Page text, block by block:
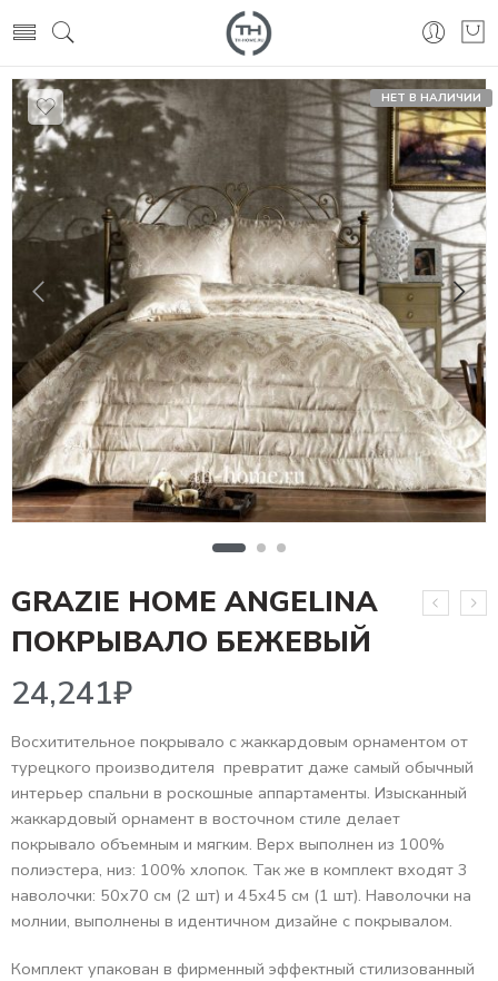
НЕТ В НАЛИЧИИ
GRAZIE HOME ANGELINA
ПОКРЫВАЛО БЕЖЕВЫЙ
24,241₽
Восхитительное покрывало с жаккардовым орнаментом от
турецкого производителя превратит даже самый обычный
интерьер спальни в роскошные аппартаменты. Изысканный
жаккардовый орнамент в восточном стиле делает
покрывало объемным и мягким. Верх выполнен из 100%
полиэстера, низ: 100% хлопок. Так же в комплект входят 3
наволочки: 50х70 см (2 шт) и 45х45 см (1 шт). Наволочки на
молнии, выполнены в идентичном дизайне с покрывалом.
Комплект упакован в фирменный эффектный стилизованный